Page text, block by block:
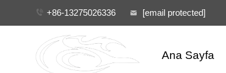
+86-13275026336 [email protected]
Ana Sayfa